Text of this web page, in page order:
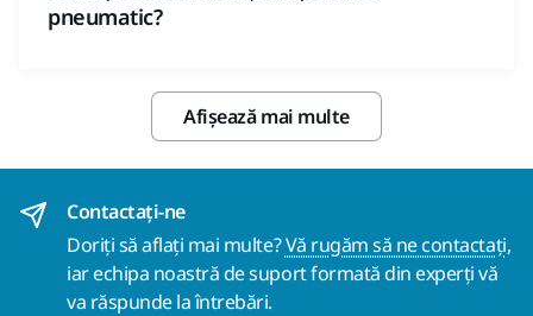
pneumatic?
Afișează mai multe
Contactaţi-ne
Doriți să aflați mai multe?Vă rugăm să ne contactați,
iar echipa noastră de suport formată din experți vă
va răspunde la întrebări.